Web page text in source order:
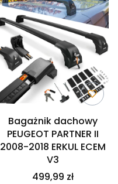
Bagażnik dachowy
PEUGEOT PARTNER II
2008-2018 ERKUL ECEM
V3
499,99 zł